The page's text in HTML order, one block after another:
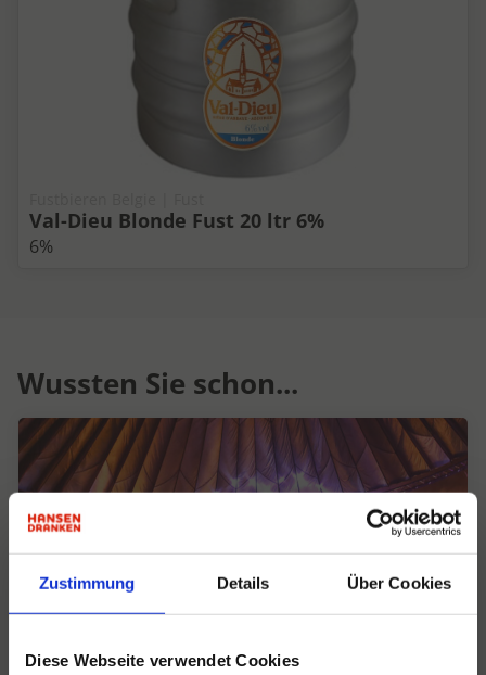
Zustimmung Details Über Cookies
Diese Webseite verwendet Cookies
Val-Dieu Blonde Fust 20 ltr 6%
6%
Wussten Sie schon...